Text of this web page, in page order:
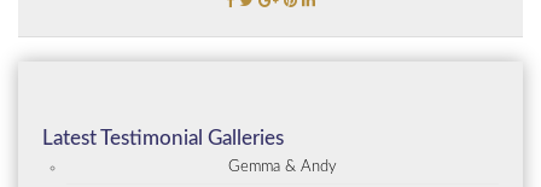
Latest Testimonial Galleries
Gemma & Andy